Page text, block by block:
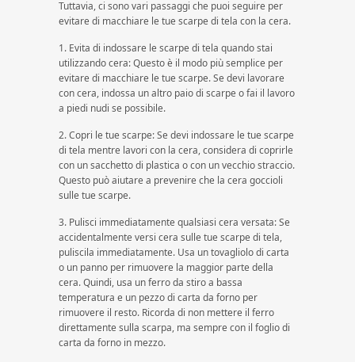
Tuttavia, ci sono vari passaggi che puoi seguire per
evitare di macchiare le tue scarpe di tela con la cera.
1. Evita di indossare le scarpe di tela quando stai
utilizzando cera: Questo è il modo più semplice per
evitare di macchiare le tue scarpe. Se devi lavorare
con cera, indossa un altro paio di scarpe o fai il lavoro
a piedi nudi se possibile.
2. Copri le tue scarpe: Se devi indossare le tue scarpe
di tela mentre lavori con la cera, considera di coprirle
con un sacchetto di plastica o con un vecchio straccio.
Questo può aiutare a prevenire che la cera goccioli
sulle tue scarpe.
3. Pulisci immediatamente qualsiasi cera versata: Se
accidentalmente versi cera sulle tue scarpe di tela,
puliscila immediatamente. Usa un tovagliolo di carta
o un panno per rimuovere la maggior parte della
cera. Quindi, usa un ferro da stiro a bassa
temperatura e un pezzo di carta da forno per
rimuovere il resto. Ricorda di non mettere il ferro
direttamente sulla scarpa, ma sempre con il foglio di
carta da forno in mezzo.